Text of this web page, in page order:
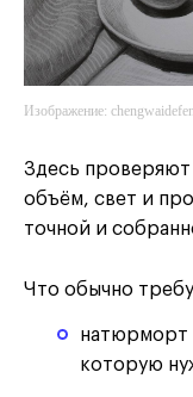
Изображение:
Здесь проверяют
объём, свет и
точной и
Что обычно
натюрморт
которую